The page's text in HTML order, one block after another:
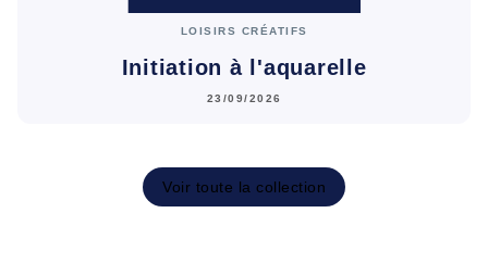
LOISIRS CRÉATIFS
Initiation à l'aquarelle
23/09/2026
Voir toute la collection